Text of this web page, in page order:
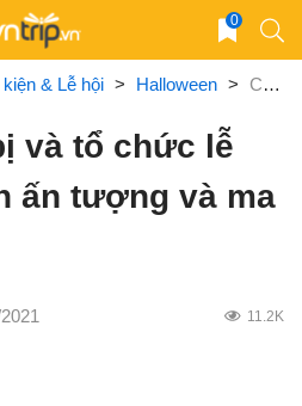
0
& Lễ hội > Halloween > Cách chuẩn bị và tổ chức lễ hội Halloween ấn tượng và ma quái nhất
và tổ chức lễ
ấn tượng và ma
11.2K